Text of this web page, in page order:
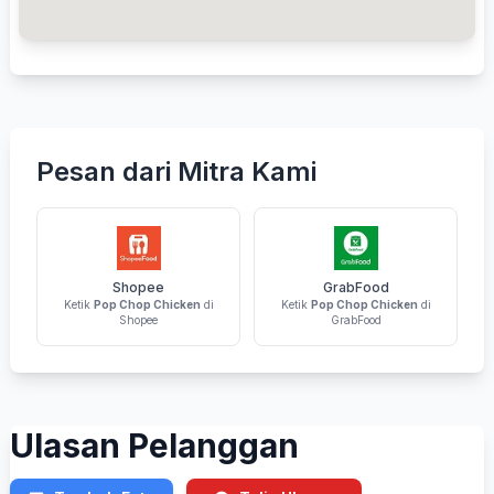
Pesan dari Mitra Kami
Shopee
Ketik Pop Chop Chicken di
Shopee
GrabFood
Ketik Pop Chop Chicken di
GrabFood
Ulasan Pelanggan